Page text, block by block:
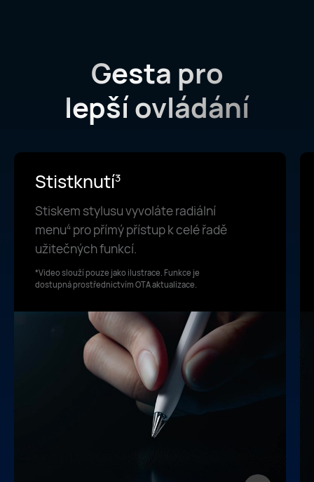
Gesta pro
lepší ovládání
Stistknutí3
Stiskem stylusu vyvoláte radiální
menu4pro přímý přístup k celé řadě
užitečných funkcí.
*Video slouží pouze jako ilustrace. Funkce je
dostupná prostřednictvím OTA aktualizace.